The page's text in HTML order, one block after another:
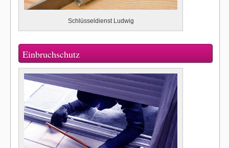
Schlüsseldienst Ludwig
Einbruchschutz